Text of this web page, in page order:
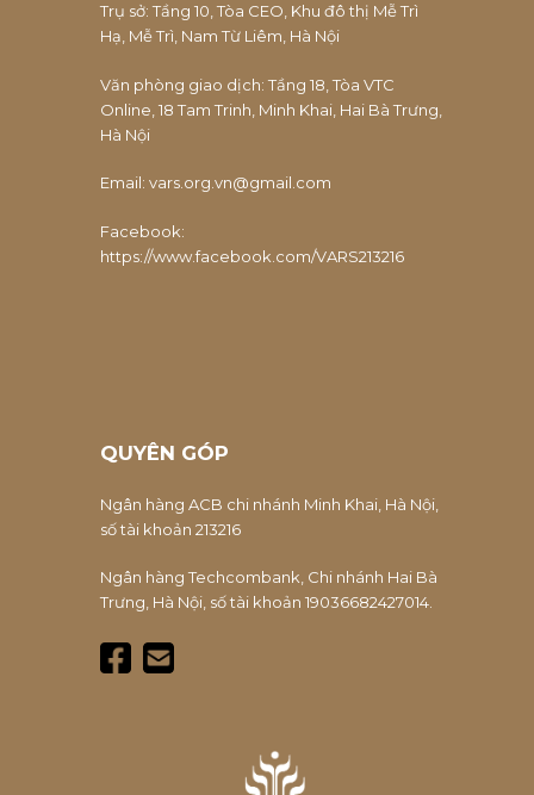
Trụ sở: Tầng 10, Tòa CEO, Khu đô thị Mễ Trì
Hạ, Mễ Trì, Nam Từ Liêm, Hà Nội
Văn phòng giao dịch: Tầng 18, Tòa VTC
Online, 18 Tam Trinh, Minh Khai, Hai Bà Trưng,
Hà Nội
Email: vars.org.vn@gmail.com
Facebook:
https://www.facebook.com/VARS213216
QUYÊN GÓP
Ngân hàng ACB chi nhánh Minh Khai, Hà Nội,
số tài khoản 213216
Ngân hàng Techcombank, Chi nhánh Hai Bà
Trưng, Hà Nội, số tài khoản 19036682427014.